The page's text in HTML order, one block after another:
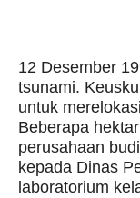
12 Desember
tsunami.
untuk
Beberapa
perusahaan
kepada Dinas
laboratorium